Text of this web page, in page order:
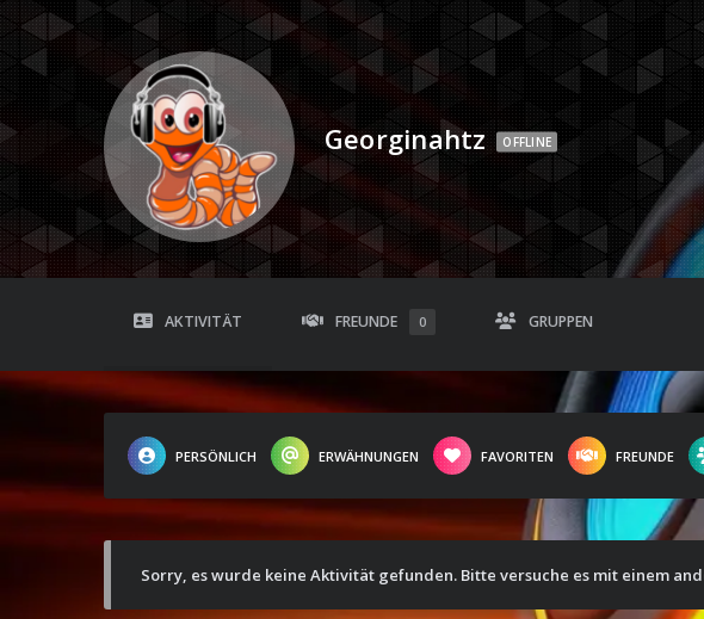
Georginahtz OFFLINE
AKTIVITÄT FREUNDE 0 GRUPPEN
PERSÖNLICH ERWÄHNUNGEN FAVORITEN FREUNDE
Sorry, es wurde keine Aktivität gefunden. Bitte versuche es mit einem